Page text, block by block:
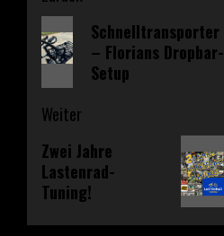
Vorheriger
Beitrag:
Schnelltransporter
– Florians Dropbar-
Setup
Weiter
Nächster
Beitrag:
Zwei Jahre
Lastenrad-
Tuning!